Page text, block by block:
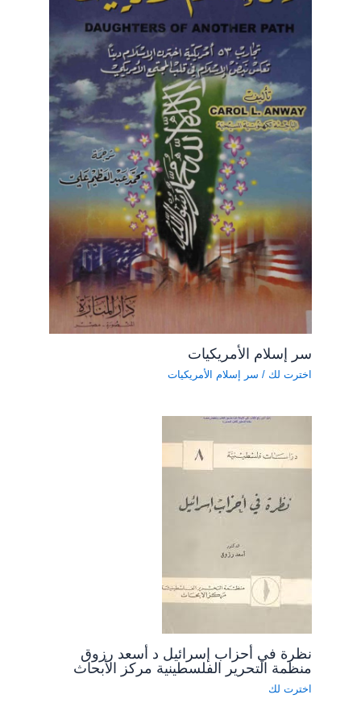
سر إسلام الأمريكيات
اخترت لك / سر إسلام الأمريكيات
نظرة في أحزاب إسرائيل د أسعد رزوق
منظمة التحرير الفلسطينية مركز الأبحاث
اخترت لك